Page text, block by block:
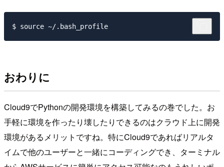
おわりに
Cloud9でPythonの開発環境を構築してみるの巻でした。お
手軽に環境を作ったり壊したりできるのはクラウド上に開発
環境があるメリットですね。特にCloud9であればリアルタ
イムで他のユーザーと一緒にコーディングでき、ターミナル